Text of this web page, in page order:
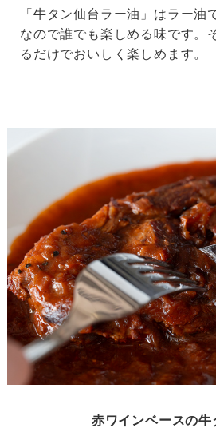
「牛タン仙台ラー油」はラー油
なので誰でも楽しめる味です。
るだけでおいしく楽しめます。
赤ワインベースの牛